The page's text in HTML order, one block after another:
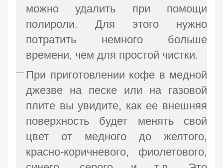
можно удалить при помощи
полироли. Для этого нужно
потратить немного больше
времени, чем для простой чистки.
При приготовлении кофе в медной
джезве на песке или на газовой
плите вы увидите, как ее внешняя
поверхность будет менять свой
цвет от медного до желтого,
красно-коричневого, фиолетового,